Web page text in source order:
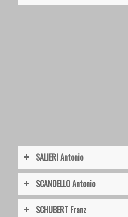
SALIERI Antonio
SCANDELLO Antonio
SCHUBERT Franz